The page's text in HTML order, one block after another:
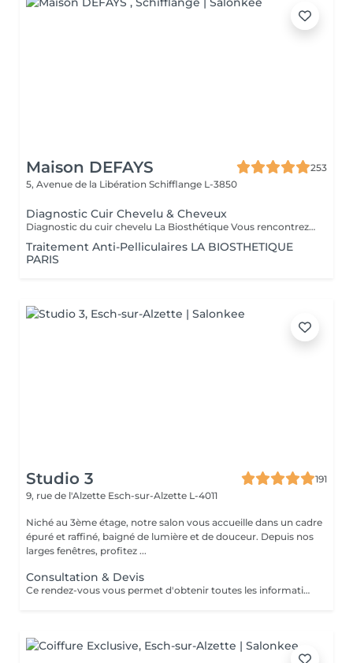
Maison DEFAYS
253
5, Avenue de la Libération Schifflange L-3850
Diagnostic Cuir Chevelu & Cheveux
Diagnostic du cuir chevelu La Biosthétique Vous rencontrez des problèmes au niveau du cuir chevelu ? Cheveux gras, pellicules, démangeaisons ou sécheresse cutanée ? Profitez de notre diagnostic professionnel du cuir chevelu pour identifier les causes et trouver des solutions adaptées à vos besoins. Grâce à une analyse précise, nous vous proposons des recommandations personnalisées pour retrouver un cuir chevelu sain et équilibré. N'hésitez pas à réserver votre rendez-vous dès maintenant
Traitement Anti-Pelliculaires LA BIOSTHETIQUE
PARIS
Studio 3
191
9, rue de l'Alzette Esch-sur-Alzette L-4011
Niché au 3ème étage, notre salon vous accueille dans un cadre
épuré et raffiné, baigné de lumière et de douceur. Depuis nos
larges fenêtres, profitez ...
Consultation & Devis
Ce rendez-vous vous permet d'obtenir toutes les informations nécessaires avant votre prestation : - conseils personnalisés - étude de vos besoins - diagnostic du cheveu Le montant de la consultation sera déduit de votre prestation finale si vous réservez immédiatement après ce rendez-vous.